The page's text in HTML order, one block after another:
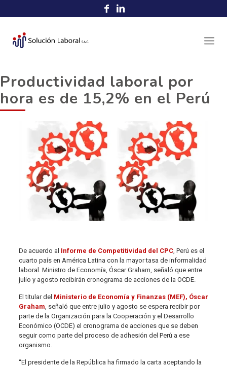
Productividad laboral por
hora es de 15,2% en el Perú
De acuerdo al Informe de Competitividad del CPC, Perú es el
cuarto país en América Latina con la mayor tasa de informalidad
laboral. Ministro de Economía, Óscar Graham, señaló que entre
julio y agosto recibirán cronograma de acciones de la OCDE.
El titular del Ministerio de Economía y Finanzas (MEF), Óscar
Graham , señaló que entre julio y agosto se espera recibir por
parte de la Organización para la Cooperación y el Desarrollo
Económico (OCDE) el cronograma de acciones que se deben
seguir como parte del proceso de adhesión del Perú a ese
organismo.
“El presidente de la República ha firmado la carta aceptando la